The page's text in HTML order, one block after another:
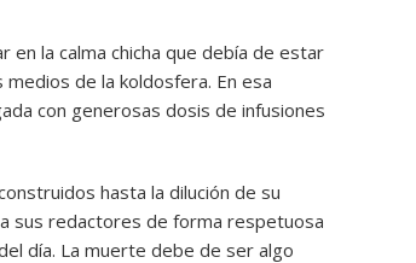
en la calma chicha que debía de estar
de la koldosfera. En esa
con generosas dosis de infusiones
hasta la dilución de su
sus redactores de forma respetuosa
día. La muerte debe de ser algo